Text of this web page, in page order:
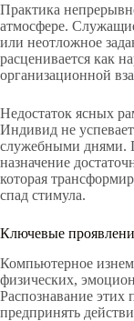
Практика
атмосфере.
или неотложное
расценивается как
организационной
Недостаток ясных
Индивид не
служебными днями.
назначение
которая
спад стимула.
Ключевые
Компьютерное
физических,
Распознавание этих
предпринять